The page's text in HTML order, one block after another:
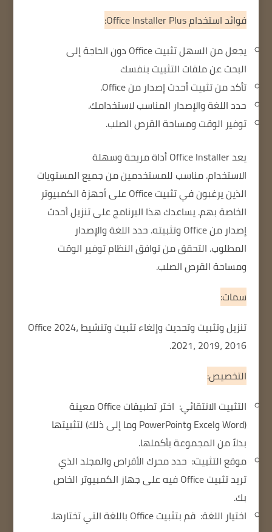
فوائد استخدام Office Installer Plus:
يجعل من السهل تثبيت Office
دون الحاجة إلى
البحث عن ملفات التثبيت بنفسك
تأكد من تثبيت أحدث إصدار من Office.
حدد اللغة والإصدار المناسب لاستخدامك.
توفير الوقت ومساحة القرص الصلب.
يعد Office Installer أداة مريحة وسهلة
الاستخدام.مناسب للمستخدمين من جميع المستويات
الذين يرغبون في تثبيت Office على أجهزة الكمبيوتر
الخاصة بهم.يساعدك هذا البرنامج على تنزيل أحدث
إصدار من Office وتثبيته.
حدد اللغة والإصدار
المطلوب. التحقق من توافق النظامتوفير الوقت
ومساحة القرص الصلب.
سمات:
تنزيل وتثبيت وتحديث وإلغاء تثبيت وتنشيط Office 2024،
2021، 2019، 2016.
التخصيص:
التثبيت الانتقائي:
اختر تطبيقات Office معينة
(Word وExcel وPowerPoint وما إلى ذلك) لتثبيتها
بدلاً من المجموعة بأكملها.
موقع التثبيت: حدد محرك الأقراص والمجلد الذي
تريد تثبيت Office فيه على جهاز الكمبيوتر الخاص
بك.
اختيار اللغة: قم بتثبيت Office باللغة التي تختارها.